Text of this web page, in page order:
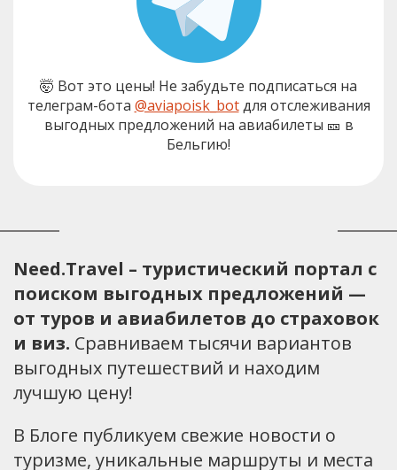
🤯 Вот это цены! Не забудьте подписаться на
телеграм-бота @aviapoisk_botдля отслеживания
выгодных предложений на авиабилеты 🎫 в
Бельгию!
Need.Travel – туристический портал с
поиском выгодных предложений —
от туров и авиабилетов до страховок
и виз. Сравниваем тысячи вариантов
выгодных путешествий и находим
лучшую цену!
В Блоге публикуем свежие новости о
туризме, уникальные маршруты и места